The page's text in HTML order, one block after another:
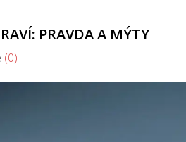
PRAVDA A MÝTY
(0)